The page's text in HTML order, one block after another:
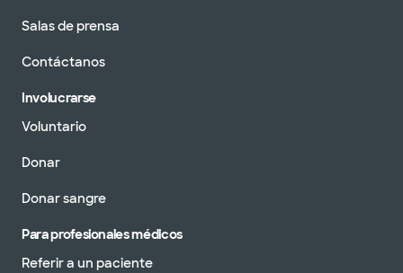
Salas de prensa
Contáctanos
Involucrarse
Voluntario
Donar
Donar sangre
Para profesionales médicos
Referir a un paciente